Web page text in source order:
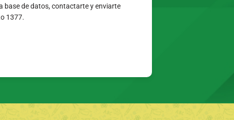
base de datos, contactarte y enviarte
1377.